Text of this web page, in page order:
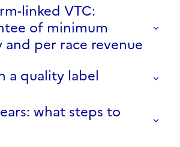
linked VTC:
of minimum
and per race revenue
a quality label
what steps to